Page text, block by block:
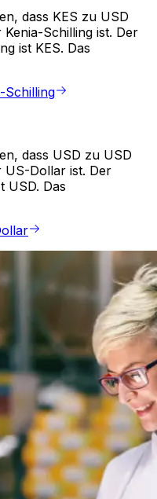
dass KES zu USD
Schilling ist. Der
ist KES. Das
Schilling
dass USD zu USD
US-Dollar ist. Der
USD. Das